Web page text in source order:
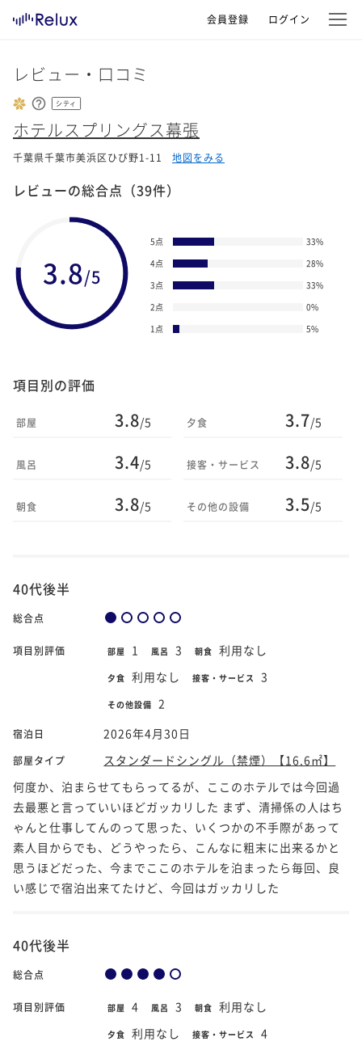
会員登録 ログイン
レビュー・口コミ
シティ
ホテルスプリングス幕張
千葉県千葉市美浜区ひび野1-11 地図をみる
レビューの総合点 （39件）
3.8/5
5点 33%
4点
28%
3点
33%
2点
0%
1点
5%
項目別の評価
部屋 3.8/5
風呂 3.4/5
朝食 3.8/5
夕食 3.7/5
接客・サービス 3.8/5
その他の設備 3.5/5
40代後半
総合点
項目別評価 部屋 1 風呂 3 朝食 利用なし
夕食 利用なし 接客・サービス 3
その他設備 2
宿泊日 2026年4月30日
部屋タイプ
スタンダードシングル（禁煙）【16.6㎡】
何度か、泊まらせてもらってるが、ここのホテルでは今回過
去最悪と言っていいほどガッカリした まず、清掃係の人はち
ゃんと仕事してんのって思った、いくつかの不手際があって
素人目からでも、どうやったら、こんなに粗末に出来るかと
思うほどだった、今までここのホテルを泊まったら毎回、良
い感じで宿泊出来てたけど、今回はガッカリした
40代後半
総合点
項目別評価 部屋 4 風呂 3 朝食 利用なし
夕食 利用なし 接客・サービス 4